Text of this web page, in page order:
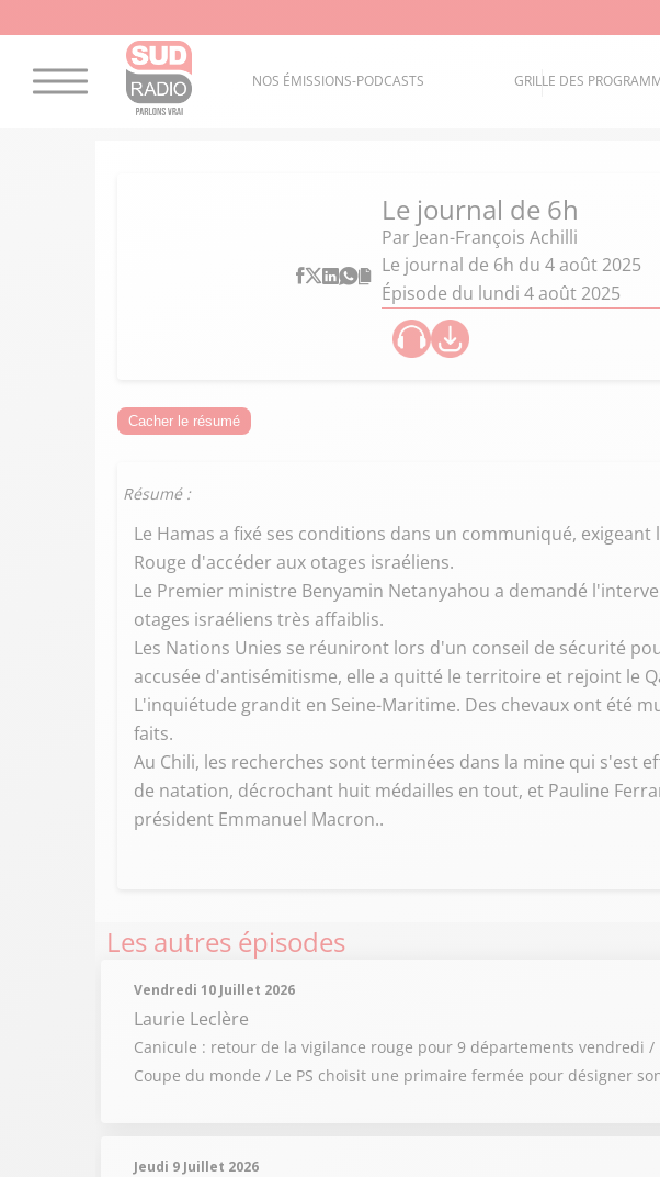
NOS ÉMISSIONS-PODCASTS GRILLE DES
Le journal de 6h
Par Jean-François Achilli
Le journal de 6h du 4 août 2025
Épisode du lundi 4 août 2025
Cacher le résumé
Résumé :
Le Hamas a fixé ses conditions dans un communiqué,
Rouge d'accéder aux otages israéliens.
Le Premier ministre Benyamin Netanyahou a demandé
otages israéliens très affaiblis.
Les Nations Unies se réuniront lors d'un conseil de sécurité
accusée d'antisémitisme, elle a quitté le territoire et rejoint le
L'inquiétude grandit en Seine-Maritime. Des chevaux ont été
faits.
Au Chili, les recherches sont terminées dans la mine qui s'est
de natation, décrochant huit médailles en tout, et Pauline
président Emmanuel Macron..
Les autres épisodes
Vendredi 10 Juillet 2026
Laurie Leclère
Canicule : retour de la vigilance rouge pour 9 départements vendredi
Coupe du monde / Le PS choisit une primaire fermée pour désigner
Jeudi 9 Juillet 2026